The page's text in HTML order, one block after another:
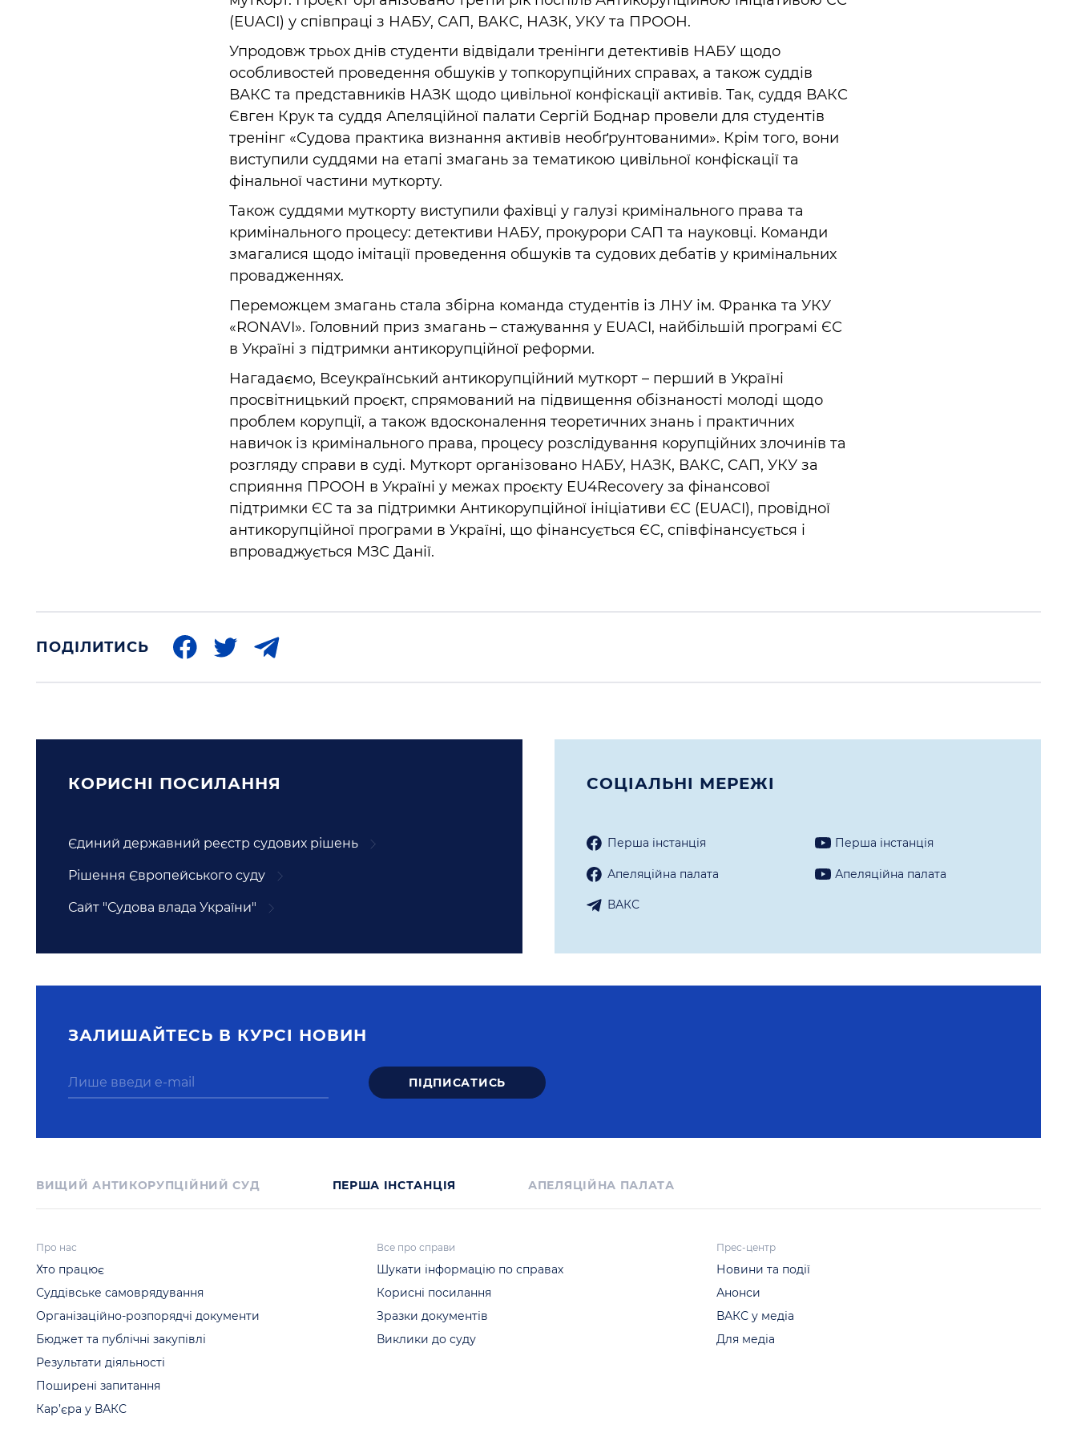
(EUACI) у співпраці з НАБУ, САП, ВАКС, НАЗК, УКУ та ПРООН.
Упродовж трьох днів студенти відвідали тренінги детективів НАБУ щодо
особливостей проведення обшуків у топкорупційних справах, а також суддів
ВАКС та представників НАЗК щодо цивільної конфіскації активів. Так, суддя ВАКС
Євген Крук та суддя Апеляційної палати Сергій Боднар провели для студентів
тренінг «Судова практика визнання активів необґрунтованими». Крім того, вони
виступили суддями на етапі змагань за тематикою цивільної конфіскації та
фінальної частини муткорту.
Також суддями муткорту виступили фахівці у галузі кримінального права та
кримінального процесу: детективи НАБУ, прокурори САП та науковці. Команди
змагалися щодо імітації проведення обшуків та судових дебатів у кримінальних
провадженнях.
Переможцем змагань стала збірна команда студентів із ЛНУ ім. Франка та УКУ
«RONAVI». Головний приз змагань – стажування у EUACI, найбільшій програмі ЄС
в Україні з підтримки антикорупційної реформи.
Нагадаємо, Всеукраїнський антикорупційний муткорт – перший в Україні
просвітницький проєкт, спрямований на підвищення обізнаності молоді щодо
проблем корупції, а також вдосконалення теоретичних знань і практичних
навичок із кримінального права, процесу розслідування корупційних злочинів та
розгляду справи в суді. Муткорт організовано НАБУ, НАЗК, ВАКС, САП, УКУ за
сприяння ПРООН в Україні у межах проєкту EU4Recovery за фінансової
підтримки ЄС та за підтримки Антикорупційної ініціативи ЄС (EUACI), провідної
антикорупційної програми в Україні, що фінансується ЄС, співфінансується і
впроваджується МЗС Данії.
ПОДІЛИТИСЬ
КОРИСНI ПОСИЛАННЯ
Єдиний державний реєстр судових рішень
Рішення Європейського суду
Сайт "Судова влада України"
СОЦIАЛЬНI МЕРЕЖI
Перша iнстанцiя Перша iнстанцiя
Апеляцiйна палата Апеляцiйна палата
ВАКС
ЗАЛИШАЙТЕСЬ В КУРСI НОВИН
ВИЩИЙ АНТИКОРУПЦІЙНИЙ СУД ПЕРША IНСТАНЦIЯ АПЕЛЯЦІЙНА ПАЛАТА
Про нас
Хто працює
Суддівське самоврядування
Організаційно-розпорядчі документи
Бюджет та публічні закупівлі
Результати діяльності
Поширені запитання
Кар’єра у ВАКС
Все про справи
Шукати інформацію по справах
Корисні посилання
Зразки документів
Виклики до суду
Прес-центр
Новини та події
Анонси
ВАКС у медіа
Для медіа